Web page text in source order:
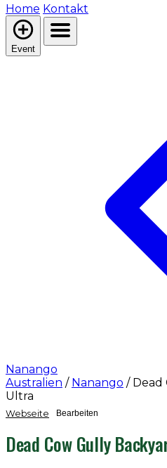
Home Kontakt
Event
Nanango
Australien / Nanango / Dead
Ultra
Webseite Bearbeiten
Dead Cow Gully